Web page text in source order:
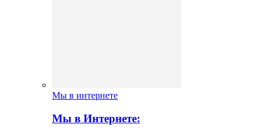
Мы в интернете
Мы в Интернете: